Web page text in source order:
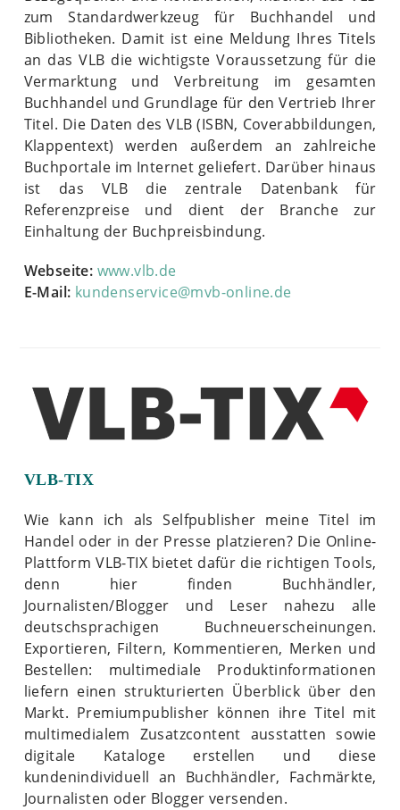
zum Standardwerkzeug für Buchhandel und
Bibliotheken. Damit ist eine Meldung Ihres Titels
an das VLB die wichtigste Voraussetzung für die
Vermarktung und Verbreitung im gesamten
Buchhandel und Grundlage für den Vertrieb Ihrer
Titel. Die Daten des VLB (ISBN, Coverabbildungen,
Klappentext) werden außerdem an zahlreiche
Buchportale im Internet geliefert. Darüber hinaus
ist das VLB die zentrale Datenbank für
Referenzpreise und dient der Branche zur
Einhaltung der Buchpreisbindung.
Webseite: www.vlb.de
E-Mail: kundenservice@mvb-online.de
VLB-TIX
Wie kann ich als Selfpublisher meine Titel im
Handel oder in der Presse platzieren? Die Online-
Plattform VLB-TIX bietet dafür die richtigen Tools,
denn hier finden Buchhändler,
Journalisten/Blogger und Leser nahezu alle
deutschsprachigen Buchneuerscheinungen.
Exportieren, Filtern, Kommentieren, Merken und
Bestellen: multimediale Produktinformationen
liefern einen strukturierten Überblick über den
Markt. Premiumpublisher können ihre Titel mit
multimedialem Zusatzcontent ausstatten sowie
digitale Kataloge erstellen und diese
kundenindividuell an Buchhändler, Fachmärkte,
Journalisten oder Blogger versenden.